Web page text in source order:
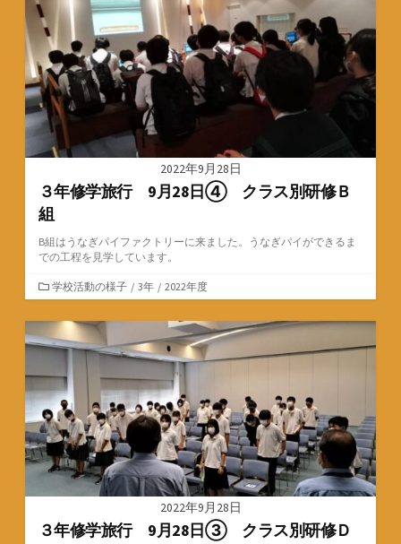
2022年9月28日
３年修学旅行 9月28日④ クラス別研修Ｂ
組
B組はうなぎパイファクトリーに来ました。うなぎパイができるま
での工程を見学しています。
カ
テ
ゴ
リ
ー
学校活動の様子 / 3年 / 2022年度
2022年9月28日
３年修学旅行 9月28日③ クラス別研修Ｄ